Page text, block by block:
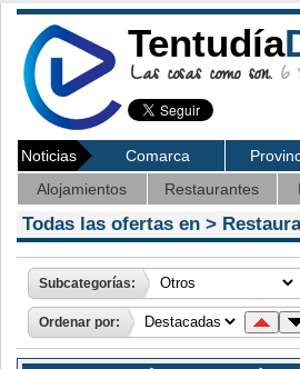
Tentudía
Las cosas como son. 6
Noticias Comarca
Alojamientos
Restaurantes
Todas las ofertas en >
Subcategorías:
Ordenar por: